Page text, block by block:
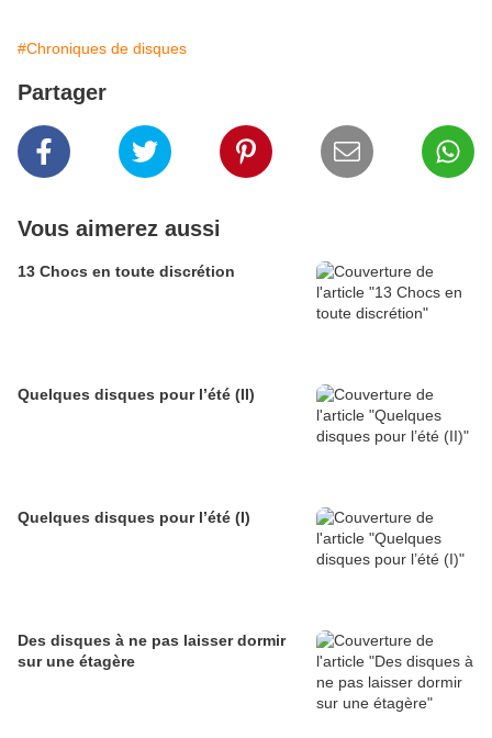
#Chroniques de disques
Partager
Vous aimerez aussi
13 Chocs en toute discrétion
Quelques disques pour l’été (II)
Quelques disques pour l’été (I)
Des disques à ne pas laisser dormir
sur une étagère